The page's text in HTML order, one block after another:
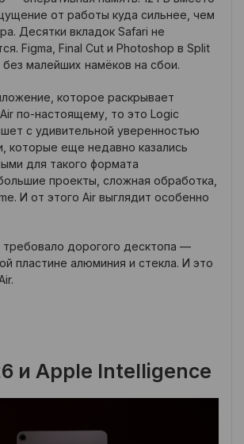
от работы куда сильнее, чем
Десятки вкладок Safari не
Figma, Final Cut и Photoshop в Split
малейших намёков на сбои.
которое раскрывает
по-настоящему, то это Logic
с удивительной уверенностью
которые еще недавно казались
для такого формата
проекты, сложная обработка,
И от этого Air выглядит особенно
дорогого десктопа —
пластине алюминия и стекла. И это
и Apple Intelligence